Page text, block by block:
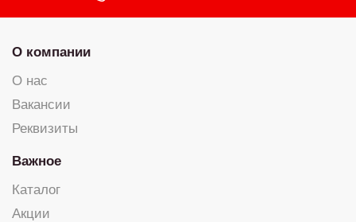
О компании
О нас
Вакансии
Реквизиты
Важное
Каталог
Акции